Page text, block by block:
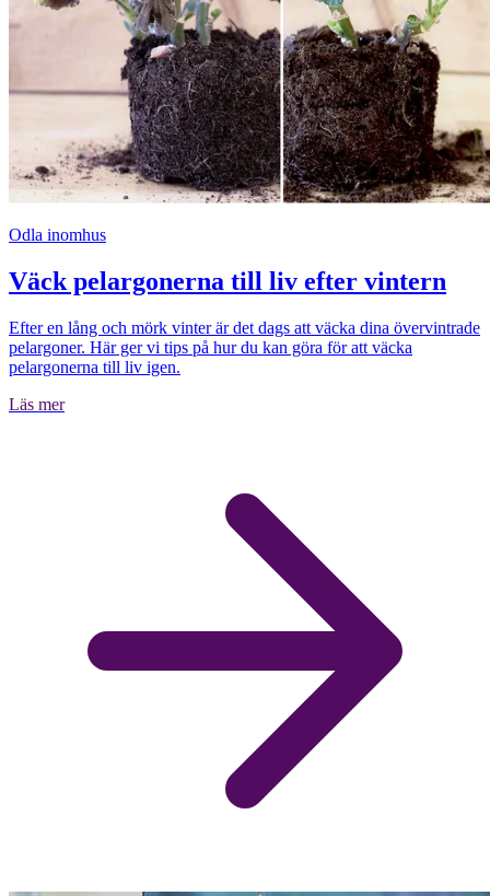
Odla inomhus
Väck pelargonerna till liv efter vintern
Efter en lång och mörk vinter är det dags att väcka dina övervintrade
pelargoner. Här ger vi tips på hur du kan göra för att väcka
pelargonerna till liv igen.
Läs mer